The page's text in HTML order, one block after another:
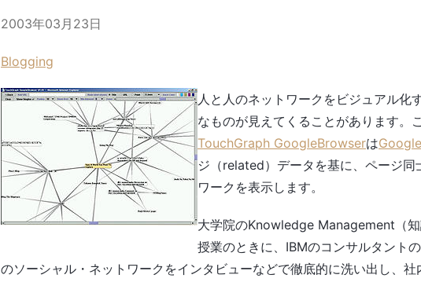
2003年03月23日
Blogging
人と人のネットワークをビジュアル化
なものが見えてくることがあります。
TouchGraph GoogleBrowserはGoogle
ジ（related）データを基に、ページ同
ワークを表示します。
大学院のKnowledge Management（
授業のときに、IBMのコンサルタント
のソーシャル・ネットワークをインタビューなどで徹底的に洗い出し、社